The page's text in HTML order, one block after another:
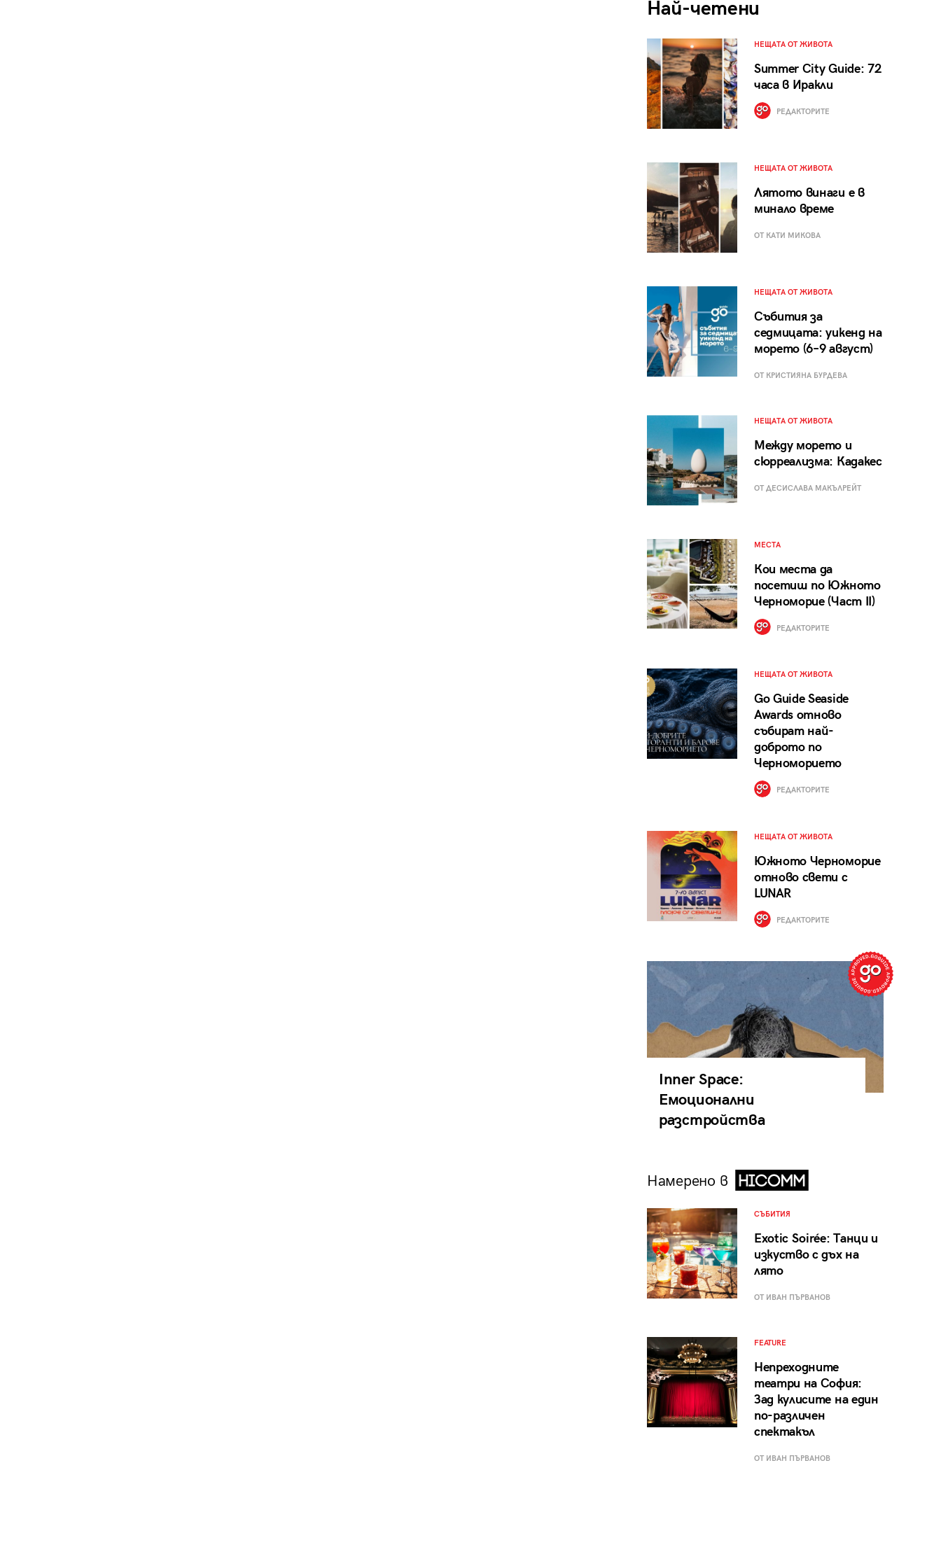
Най-четени
НЕЩАТА ОТ ЖИВОТА
Summer City Guide: 72
часа в Иракли
РЕДАКТОРИТЕ
НЕЩАТА ОТ ЖИВОТА
Лятото винаги е в
минало време
ОТ КАТИ МИКОВА
НЕЩАТА ОТ ЖИВОТА
Събития за
седмицата: уикенд на
морето (6–9 август)
ОТ КРИСТИЯНА БУРДЕВА
НЕЩАТА ОТ ЖИВОТА
Между морето и
сюрреализма: Кадакес
ОТ ДЕСИСЛАВА МАКЪЛРЕЙТ
МЕСТА
Кои места да
посетиш по Южното
Черноморие (Част II)
РЕДАКТОРИТЕ
НЕЩАТА ОТ ЖИВОТА
Go Guide Seaside
Awards отново
събират най-
доброто по
Черноморието
РЕДАКТОРИТЕ
НЕЩАТА ОТ ЖИВОТА
Южното Черноморие
отново свети с
LUNAR
РЕДАКТОРИТЕ
Inner Space:
Емоционални
разстройства
Намерено в
СЪБИТИЯ
Exotic Soirée: Танци и
изкуство с дъх на
лято
ОТ ИВАН ПЪРВАНОВ
FEATURE
Непреходните
театри на София:
Зад кулисите на един
по-различен
спектакъл
ОТ ИВАН ПЪРВАНОВ